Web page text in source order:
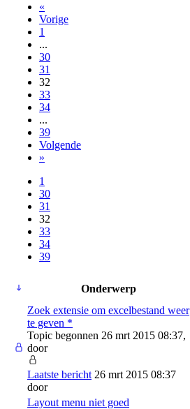
«
Vorige
1
...
30
31
32
33
34
...
39
Volgende
»
1
30
31
32
33
34
39
Onderwerp
Zoek extensie om excelbestand weer
te geven *
Topic begonnen 26 mrt 2015 08:37,
door
Laatste bericht 26 mrt 2015 08:37
door
Layout menu niet goed